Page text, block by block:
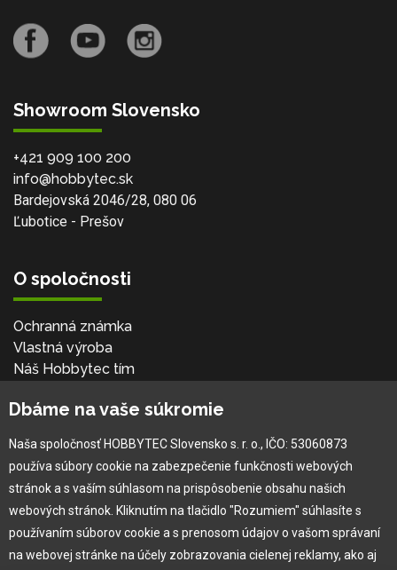
Showroom Slovensko
+421 909 100 200
info@hobbytec.sk
Bardejovská 2046/28, 080 06
Ľubotice - Prešov
O spoločnosti
Ochranná známka
Vlastná výroba
Náš Hobbytec tím
Naša história
Pre zákazníka
Garancia najlepšej ceny
Užívateľský manuál
Dbáme na vaše súkromie
Naša spoločnosť HOBBYTEC Slovensko s. r. o., IČO: 53060873
používa súbory cookie na zabezpečenie funkčnosti webových
stránok a s vaším súhlasom na prispôsobenie obsahu našich
webových stránok. Kliknutím na tlačidlo "Rozumiem" súhlasíte s
používaním súborov cookie a s prenosom údajov o vašom správaní
na webovej stránke na účely zobrazovania cielenej reklamy, ako aj